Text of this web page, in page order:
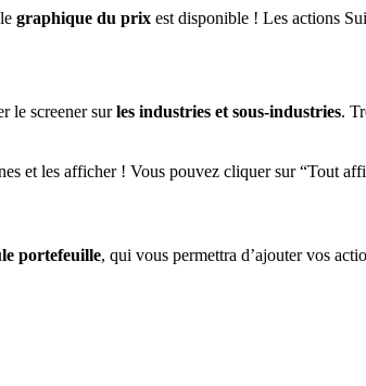
graphique du prix est disponible ! Les actions
le screener surles industries et sous-industries.
et les afficher ! Vous pouvez cliquer sur “Tout
portefeuille, qui vous permettra d’ajouter vos